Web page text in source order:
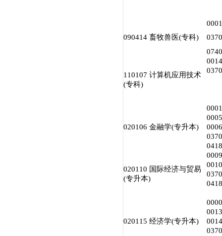
090414 畜牧兽医(专科)
110107 计算机应用技术
(专科)
020106 金融学(专升本)
020110 国际经济与贸易
(专升本)
020115 经济学(专升本)